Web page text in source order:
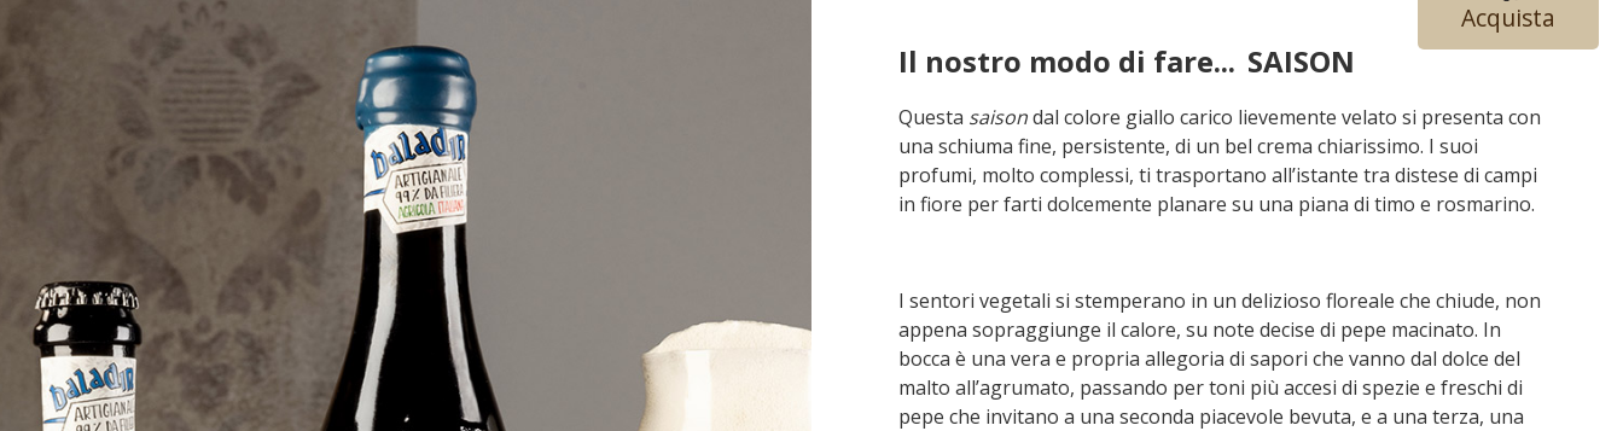
Il nostro modo di fare... SAISON
Acquista
Questa saisondal colore giallo carico lievemente velato si presenta con
una schiuma fine, persistente, di un bel crema chiarissimo. I suoi
profumi, molto complessi, ti trasportano all’istante tra distese di campi
in fiore per farti dolcemente planare su una piana di timo e rosmarino.
I sentori vegetali si stemperano in un delizioso floreale che chiude, non
appena sopraggiunge il calore, su note decise di pepe macinato. In
bocca è una vera e propria allegoria di sapori che vanno dal dolce del
malto all’agrumato, passando per toni più accesi di spezie e freschi di
pepe che invitano a una seconda piacevole bevuta, e a una terza, una